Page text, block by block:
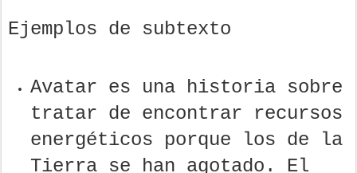
Ejemplos de subtexto
Avatar es una historia sobre
tratar de encontrar recursos
energéticos porque los de la
Tierra se han agotado. El